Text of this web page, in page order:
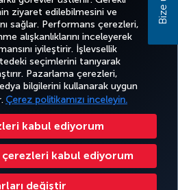
ziyaret edilebilmesini ve
sağlar. Performans çerezleri,
alışkanlıklarını inceleyerek
iyileştirir. İşlevsellik
seçimlerini tanıyarak
Pazarlama çerezleri,
bilgilerini kullanarak uygun
Çerez politikamızı inceleyin.
kabul ediyorum
kabul ediyorum
değiştir
LinkedIn
TiktokBlogPinterest
YARDIM
TURKISH
AIRLINES
HOLIDAYS
MILES&SMILES
ve Çerez Politikası Yasal Uyarı Yolcu Hakları
Çerez Ayarlarını Değiştir
A.O. Her hakkı saklıdır. © 1996 - 2025